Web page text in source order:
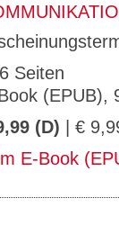
Seiten
(EPUB),
(D) | €
E-Book